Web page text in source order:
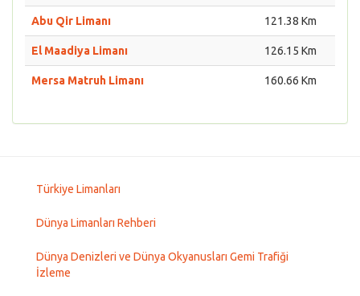
Abu Qir Limanı 121.38 Km
El Maadiya Limanı 126.15 Km
Mersa Matruh Limanı 160.66 Km
Türkiye Limanları
Dünya Limanları Rehberi
Dünya Denizleri ve Dünya Okyanusları Gemi Trafiği
İzleme